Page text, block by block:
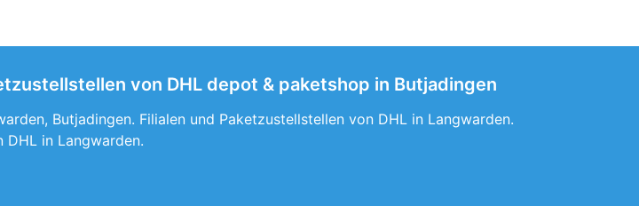
von DHL depot & paketshop in Butjadingen
Butjadingen. Filialen und Paketzustellstellen von DHL in Langwarden.
in Langwarden.